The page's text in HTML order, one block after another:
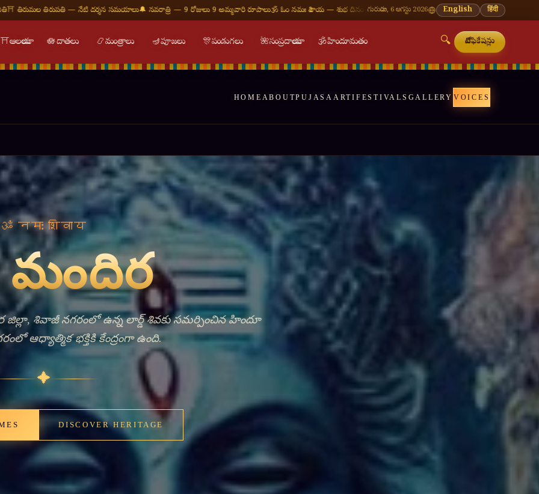
సమయాలు🔔 నవరాత్రి — 9 రోజులు 9 అమ్మవారి రూపాలు🕉 ఓం నమః శివాయ — శుభ దినం🪔 శ్రావణ మాసం — ప్రతి సోమవారం శివాలయ దర్శనం🌸 వినాయక చవితి — భాద్రపద శుద్ధ చవితి
గురువారం, 6 ఆగస్టు 2026 English हिंदी
⛩ఆలయాలు 🪷దాతలు 📿మంత్రాలు 🪔పూజలు 🎊పండుగలు 🌺సంప్రదాయాలు 🕉హిందూమతం 🔍 నోటిఫికేషన్లు
HOME ABOUTPUJASAARTI FESTIVALS GALLERY VOICES
हर महादेव ॥
Bells,
Faith
శివాజీ నగరంలో ఉంది. ఈ ఆలయం హిందూ ధర్మశాస్త్రంలో
దేవత అయిన లార్డ్ శివకు సమర్పించబడింది.
మందిర స్థానికవాసులు మరియు ప్రార్థనలర్పించడానికి
ఆధ్యాత్మిక అవసరాలను నెరవేర్చుకుంటుంది. ఈ
హిందూ సంప్రదాయను ప్రతిబింబిస్తుంది, ఇది
లోతైన మూలాలను కలిగి ఉంది. దేవాలయం యొక్క
కాలం గురించిన వివరాలు సులభంగా అందుబాటులో ఉన్న